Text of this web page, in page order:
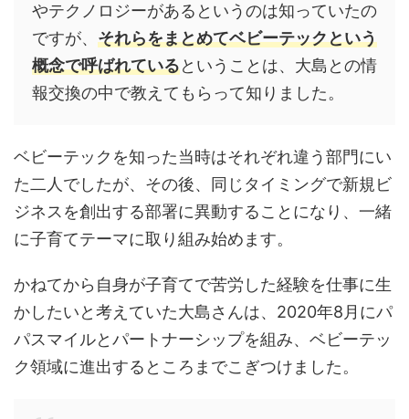
やテクノロジーがあるというのは知っていたの
ですが、 それらをまとめてベビーテックという
概念で呼ばれているということは、大島との情
報交換の中で教えてもらって知りました。
ベビーテックを知った当時はそれぞれ違う部門にい
た二人でしたが、その後、同じタイミングで新規ビ
ジネスを創出する部署に異動することになり、一緒
に子育てテーマに取り組み始めます。
かねてから自身が子育てで苦労した経験を仕事に生
かしたいと考えていた大島さんは、2020年8月にパ
パスマイルとパートナーシップを組み、ベビーテッ
ク領域に進出するところまでこぎつけました。